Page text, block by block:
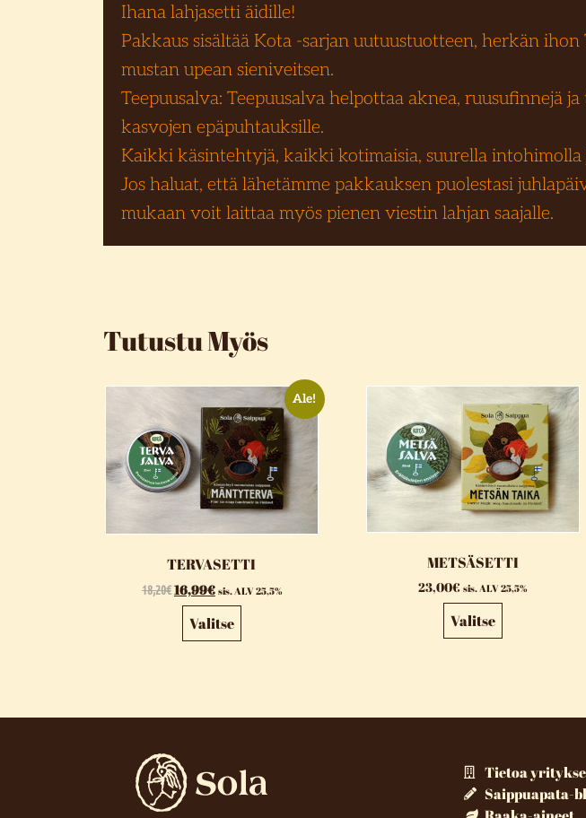
Ihana lahjasetti äidille!
Pakkaus sisältää Kota -sarjan uutuustuotteen, herkän
mustan upean sieniveitsen.
Teepuusalva: Teepuusalva helpottaa aknea, ruusufinnejä
kasvojen epäpuhtauksille.
Kaikki käsintehtyjä, kaikki kotimaisia, suurella intohimolla
Jos haluat, että lähetämme pakkauksen puolestasi
mukaan voit laittaa myös pienen viestin lahjan saajalle.
Tutustu Myös
Ale!
TERVASETTI
18,20€16,99€ sis. ALV 25,5%
Valitse
METSÄSETTI
23,00€ sis. ALV 25,5%
Valitse
Tietoa
Saippuapata-